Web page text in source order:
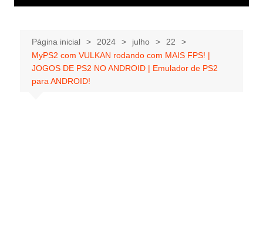
Página inicial 2024 julho
22
MyPS2 com VULKAN rodando com MAIS FPS! |
JOGOS DE PS2 NO ANDROID | Emulador de PS2
para ANDROID!